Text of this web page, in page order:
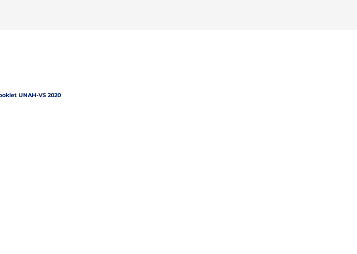
UNAH-VS 2020